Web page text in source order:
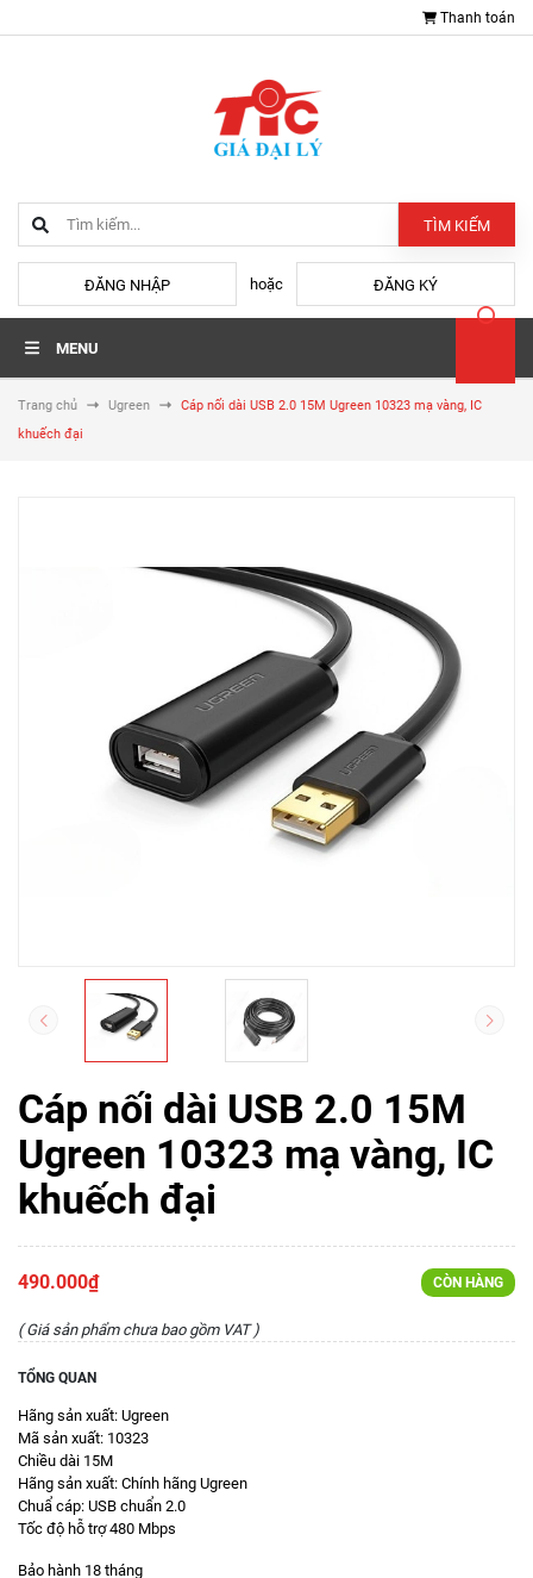
Thanh toán
TÌM KIẾM
ĐĂNG NHẬP hoặc ĐĂNG KÝ
MENU
Trang chủ Ugreen
Cáp nối dài USB 2.0 15M Ugreen 10323 mạ vàng, IC
khuếch đại
Cáp nối dài USB 2.0 15M
Ugreen 10323 mạ vàng, IC
khuếch đại
490.000₫ CÒN HÀNG
( Giá sản phẩm chưa bao gồm VAT )
TỔNG QUAN
Hãng sản xuất: Ugreen
Mã sản xuất: 10323
Chiều dài 15M
Hãng sản xuất: Chính hãng Ugreen
Chuẩ cáp: USB chuẩn 2.0
Tốc độ hỗ trợ 480 Mbps
Bảo hành 18 tháng